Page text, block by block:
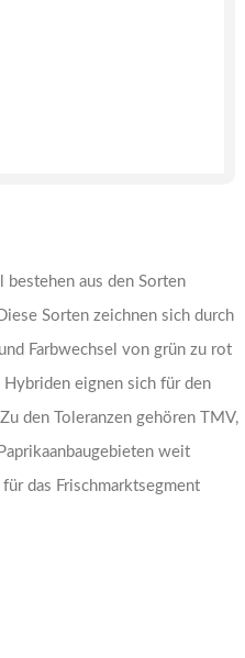
bestehen aus den Sorten
Sorten zeichnen sich durch
Farbwechsel von grün zu rot
eignen sich für den
den Toleranzen gehören TMV,
weit
das Frischmarktsegment